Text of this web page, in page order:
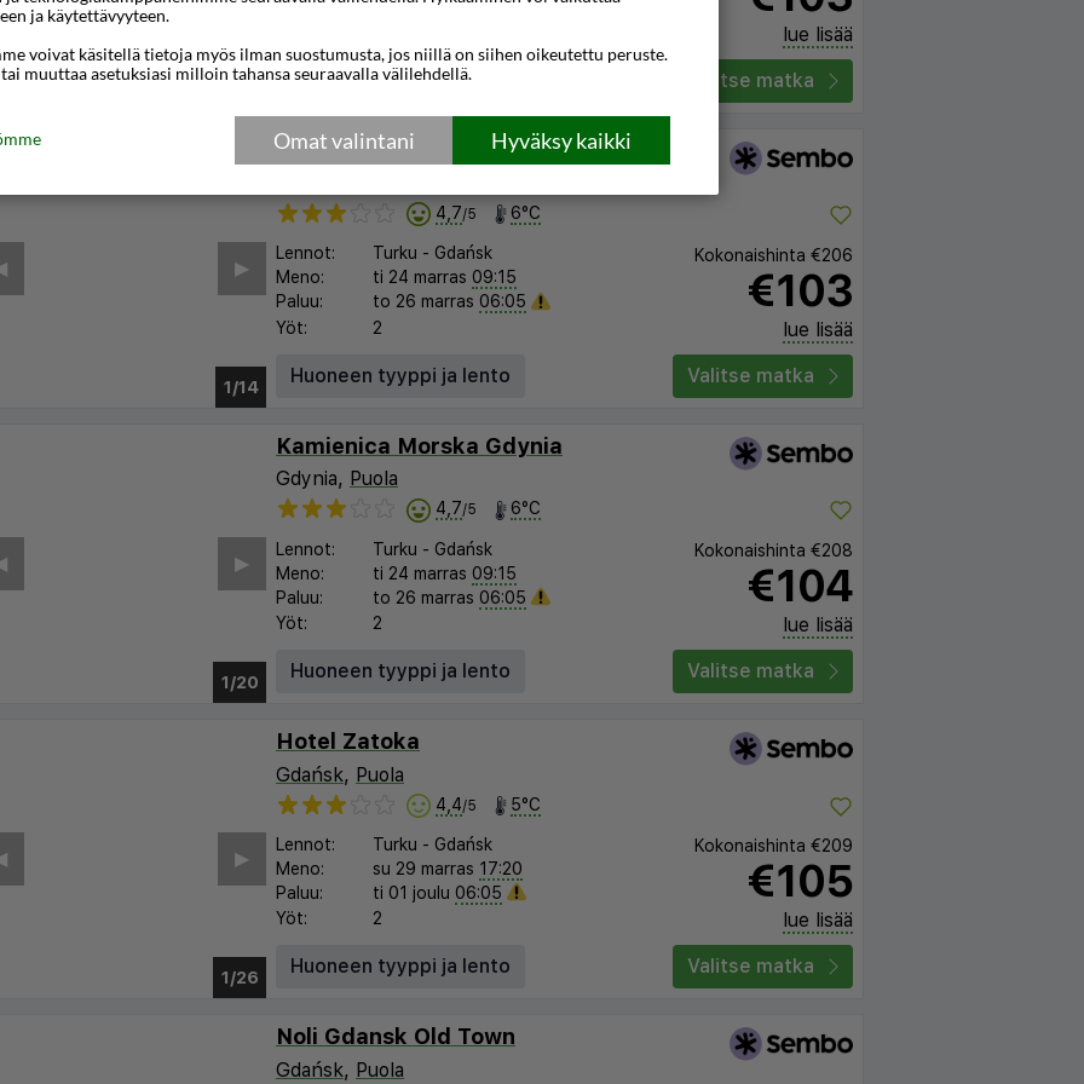
Paluu:
to 05 marras 06:05
lue lisää
Huoneen tyyppi ja lento
Valitse matka
1/8
▶︎
Oliwa Park Residence
4,7/5 6°C
Lennot: Turku - Gdańsk
Meno:
ti 24 marras 09:15
Paluu:
to 26 marras 06:05
Yöt:
2
Kokonaishinta €206
€103
lue lisää
Huoneen tyyppi ja lento
Valitse matka
1/14
▶︎
Kamienica Morska Gdynia
Gdynia, Puola
4,7/5 6°C
Lennot: Turku - Gdańsk
Meno:
ti 24 marras 09:15
Paluu:
to 26 marras 06:05
Yöt:
2
Kokonaishinta €208
€104
lue lisää
Huoneen tyyppi ja lento
Valitse matka
1/21
▶︎
Hotel Zatoka
Gdańsk, Puola
4,4/5 5°C
Lennot: Turku - Gdańsk
Meno:
su 29 marras 17:20
Paluu:
ti 01 joulu 06:05
Yöt:
2
Kokonaishinta €209
€105
lue lisää
Huoneen tyyppi ja lento
Valitse matka
Noli Gdansk Old Town
Gdańsk, Puola
ja käytettävyyteen.
voivat käsitellä tietoja myös ilman suostumusta, jos niillä on siihen oikeutettu peruste.
muuttaa asetuksiasi milloin tahansa seuraavalla välilehdellä.
Hyväksy kaikki
Omat valintani